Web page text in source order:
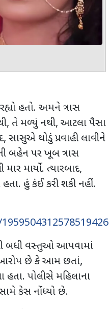
હતો. અમને ત્રાસ
તે મળ્યું નથી, આટલા પૈસા
સાસુએ થોડું પ્રવાહી લાવીને
બહેન પર ખૂબ ત્રાસ
માર્યો. ત્યારબાદ,
હું કંઈ કરી શકી નહીં.
બધી વસ્તુઓ આપવામાં
છે કે આમ છતાં,
હતા. પોલીસે મહિલાના
કેસ નોંધ્યો છે.